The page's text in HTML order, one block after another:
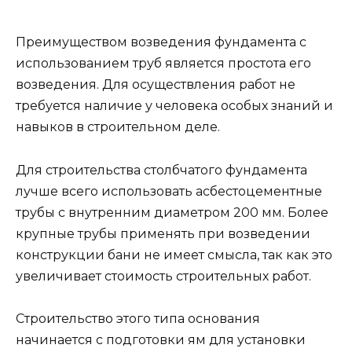
Преимуществом возведения фундамента с
использованием труб является простота его
возведения. Для осуществления работ не
требуется наличие у человека особых знаний и
навыков в строительном деле.
Для строительства столбчатого фундамента
лучше всего использовать асбестоцементные
трубы с внутренним диаметром 200 мм. Более
крупные трубы применять при возведении
конструкции бани не имеет смысла, так как это
увеличивает стоимость строительных работ.
Строительство этого типа основания
начинается с подготовки ям для установки